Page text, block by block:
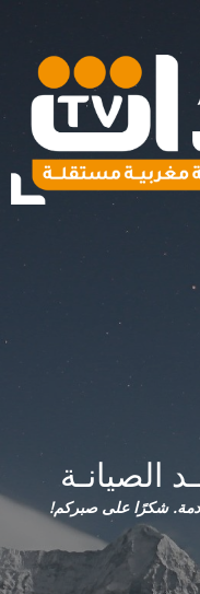
الصيانـة
شكرًا على صبركم!